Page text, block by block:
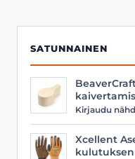
SATUNNAINEN
Kirjaudu
Xcellent